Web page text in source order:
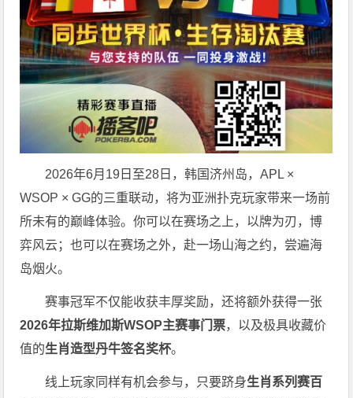
2026年6月19日至28日，韩国济州岛，APL ×
WSOP × GG的三重联动，将为亚洲扑克玩家带来一场前
所未有的巅峰体验。你可以在赛场之上，以牌为刃，博
弈风云；也可以在赛场之外，赴一场山海之约，尝遍海
岛烟火。
赛事冠军不仅能收获丰厚奖励，还将额外获得一张
2026年拉斯维加斯WSOP主赛事门票，以及极具收藏价
值的生肖造型丹牛签名奖杯。
线上玩家同样有机会参与，只要跻身生肖系列赛百